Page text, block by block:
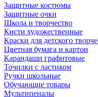
Защитные костюмы
Защитные очки
Школа и творчество
Кисти художественные
Краски для детского
Цветная бумага и картон
Карандаши графитовые
Точилки с ластиком
Ручки школьные
Обучающие товары
Мультипеналы